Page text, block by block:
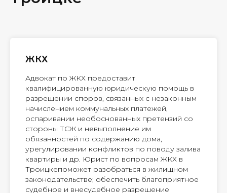
ЖКХ
Адвокат по ЖКХ предоставит
квалифицированную юридическую помощь в
разрешении споров, связанных с незаконным
начислением коммунальных платежей,
оспаривании необоснованных претензий со
стороны ТСЖ и невыполнение им
обязанностей по содержанию дома,
урегулировании конфликтов по поводу залива
квартиры и др. Юрист по вопросам ЖКХ в
Троицкепоможет разобраться в жилищном
законодательстве; обеспечить благоприятное
судебное и внесудебное разрешение